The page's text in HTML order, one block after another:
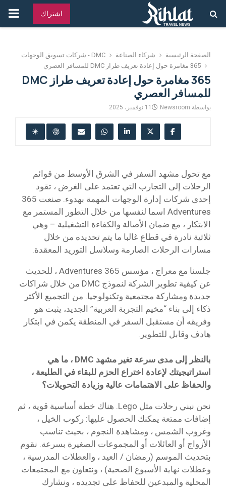
اشتراك
الصفحة الرئيسية شركاء الصناعة
DMC - شركات تسويق الوجهات
365 مغامرة حول إعادة تعريف طراز DMC للمسافر العصري
365 مغامرة حول إعادة تعريف طراز DMC
للمسافر العصري
بواسطة Newsroom 11 نوفمبر، 2025
مع تحول مشهد السفر في الشرق الأوسط من قوائم
الرحلات إلى التجارب التي تعتمد على الغرض ، تقود
إحدى شركات إدارة الوجهات المهمة بهدوء. صنعت 365
Adventures اسما لنفسها من خلال التطور المستمر مع
الابتكار ، مع ضمان الأصالة والكفاءة التشغيلية – وهي
ثلاثية نادرة في قطاع غالبا ما يتم تحديده من خلال
مسارات الرحلات الصارمة وسلاسل التوريد المعقدة.
جلسنا مع معراج ، مؤسس 365 Adventures ، للحديث
عن كيفية تطوير الشركة لنموذج DMC من خلال شراكات
جديدة ومشاركة مجتمعية وتكنولوجيا. من التجميع الأكثر
ذكاء إلى بناء “مخيم التجربة العربية” الجديد، يثبت هو
وفريقه أن مستقبل السفر في المنطقة يكمن في ابتكار
هادف وقابل للتطوير.
بالنظر إلى مدى سرعة تغير مشهد DMC ، ما هي
استراتيجيتك لإعادة اختراع الحزم للبقاء في الطليعة ،
والحفاظ على الاهتمامات عالية وزيادة التحويلات؟
نحن نبني رحلات مثل Lego. هناك خطة أساسية قوية ، ثم
إضافات ممتعة يمكنك الحصول عليها: ركوب الخيل ،
وغروب الشمس ، ومشاهدة النجوم ، بحيث تناسب
الأزواج أو العائلات أو المجموعات الصغيرة بسرعة. نقوم
بتحديث الموسم (رمضان / العيد ، والعطلات المدرسية ،
وعطلات نهاية الأسبوع الصحية) ، ونتعاون مع المجتمعات
المحلية والمبدعين للحفاظ على تجديده ، ونشارك